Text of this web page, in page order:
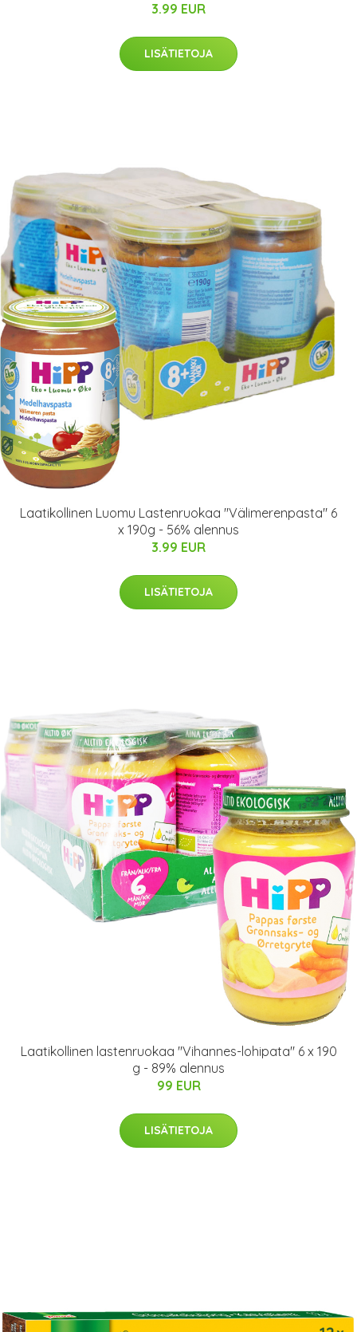
3.99 EUR
LISÄTIETOJA
Laatikollinen Luomu Lastenruokaa "Välimerenpasta" 6
x 190g - 56% alennus
3.99 EUR
LISÄTIETOJA
Laatikollinen lastenruokaa "Vihannes-lohipata" 6 x 190
g - 89% alennus
99 EUR
LISÄTIETOJA